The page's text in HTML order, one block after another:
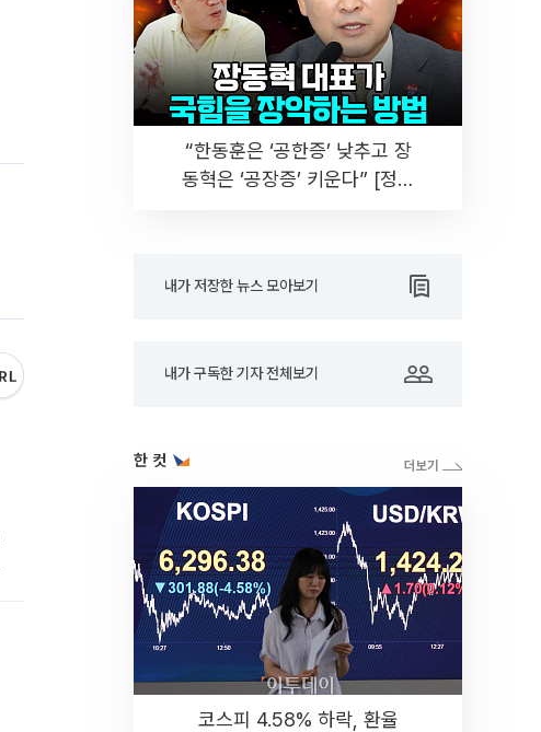
“한동훈은 ‘공한증’ 낮추고 장
동혁은 ‘공장증’ 키운다” [정치
내가 저장한 뉴스 모아보기
내가 구독한 기자 전체보기
한 컷
코스피 4.58% 하락, 환율